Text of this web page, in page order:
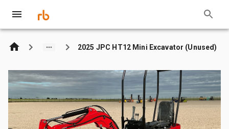
2025 JPC HT12 Mini Excavator (Unused)